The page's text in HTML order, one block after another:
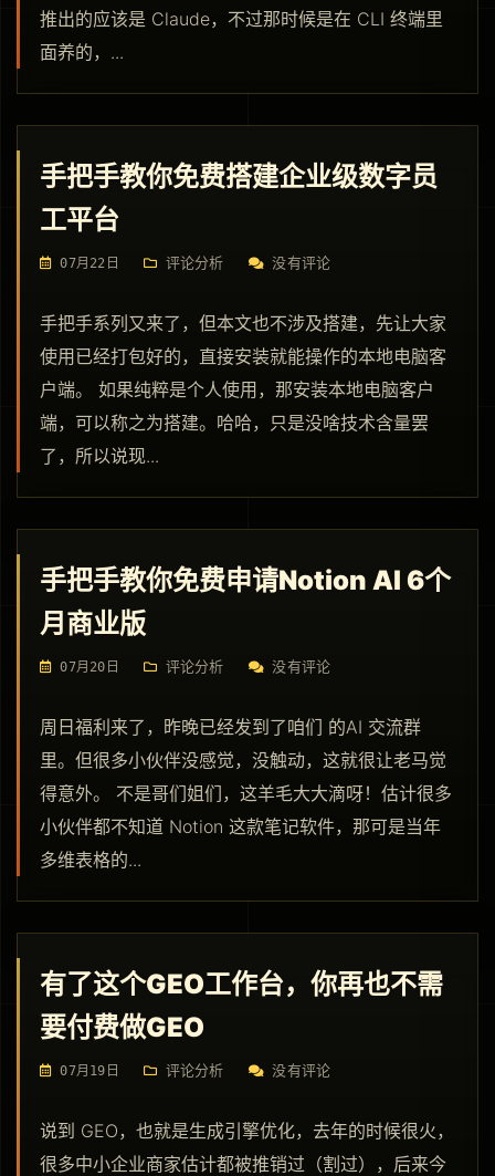
推出的应该是 Claude，不过那时候是在 CLI 终端里
面养的，...
手把手教你免费搭建企业级数字员
工平台
07月22日 评论分析 没有评论
手把手系列又来了，但本文也不涉及搭建，先让大家
使用已经打包好的，直接安装就能操作的本地电脑客
户端。 如果纯粹是个人使用，那安装本地电脑客户
端，可以称之为搭建。哈哈，只是没啥技术含量罢
了，所以说现...
手把手教你免费申请Notion AI 6个
月商业版
07月20日 评论分析 没有评论
周日福利来了，昨晚已经发到了咱们 的AI 交流群
里。但很多小伙伴没感觉，没触动，这就很让老马觉
得意外。 不是哥们姐们，这羊毛大大滴呀！估计很多
小伙伴都不知道 Notion 这款笔记软件，那可是当年
多维表格的...
有了这个GEO工作台，你再也不需
要付费做GEO
07月19日 评论分析 没有评论
说到 GEO，也就是生成引擎优化，去年的时候很火，
很多中小企业商家估计都被推销过（割过），后来今